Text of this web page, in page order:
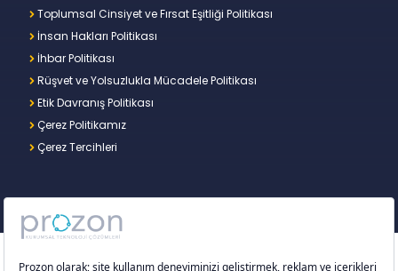
Toplumsal Cinsiyet ve Fırsat Eşitliği Politikası
İnsan Hakları Politikası
İhbar Politikası
Rüşvet ve Yolsuzlukla Mücadele Politikası
Etik Davranış Politikası
Çerez Politikamız
Çerez Tercihleri